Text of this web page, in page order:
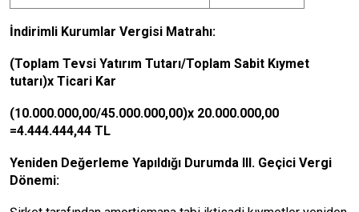
İndirimli Kurumlar Vergisi Matrahı:
(Toplam Tevsi Yatırım Tutarı/Toplam Sabit Kıymet
tutarı)x Ticari Kar
(10.000.000,00/45.000.000,00)x 20.000.000,00
=4.444.444,44 TL
Yeniden Değerleme Yapıldığı Durumda III. Geçici Vergi
Dönemi: